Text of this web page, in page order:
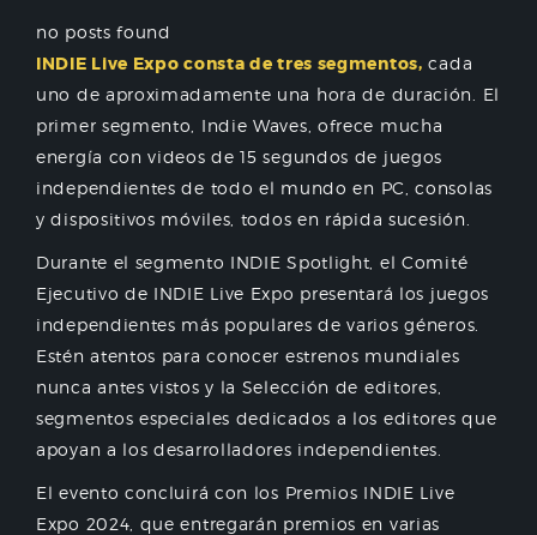
no posts found
INDIE Live Expo consta de tres segmentos, cada
uno de aproximadamente una hora de duración. El
primer segmento, Indie Waves, ofrece mucha
energía con videos de 15 segundos de juegos
independientes de todo el mundo en PC, consolas
y dispositivos móviles, todos en rápida sucesión.
Durante el segmento INDIE Spotlight, el Comité
Ejecutivo de INDIE Live Expo presentará los juegos
independientes más populares de varios géneros.
Estén atentos para conocer estrenos mundiales
nunca antes vistos y la Selección de editores,
segmentos especiales dedicados a los editores que
apoyan a los desarrolladores independientes.
El evento concluirá con los Premios INDIE Live
Expo 2024, que entregarán premios en varias